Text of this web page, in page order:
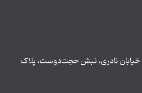
خیابان نادری، نبش حجت‌دوست، پلاک